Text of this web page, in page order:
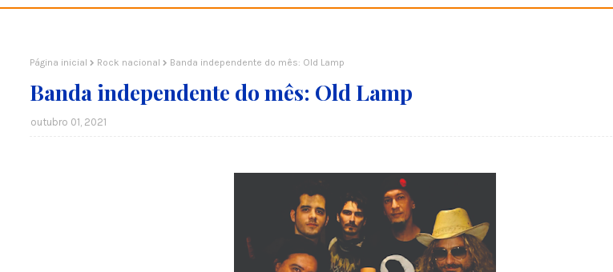
Página inicial Rock nacional Banda independente do mês: Old Lamp
Banda independente do mês: Old Lamp
outubro 01, 2021